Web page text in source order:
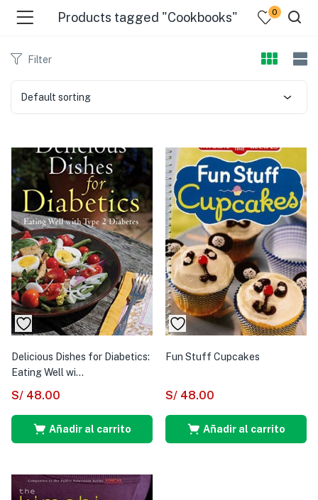
Products tagged "Cookbooks" 0
Filter
Default sorting
Delicious Dishes for Diabetics:
Eating Well wi...
S/ 48.00
Añadir al carrito
Fun Stuff Cupcakes
S/ 48.00
Añadir al carrito